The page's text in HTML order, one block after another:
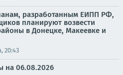
разработанным ЕИПП РФ,
планируют возвести
в Донецке, Макеевке и
20:43
на 06.08.2026